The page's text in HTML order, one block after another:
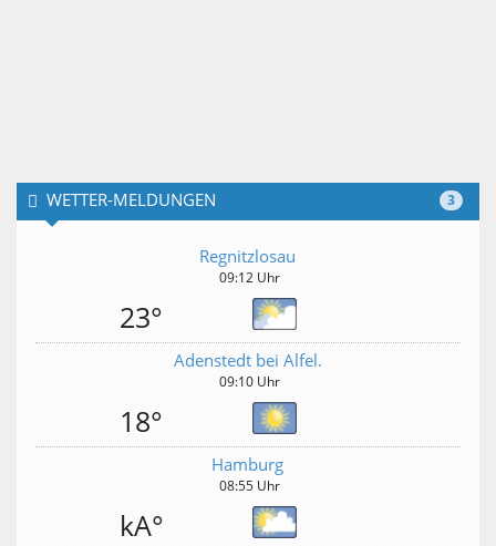
3
WETTER-MELDUNGEN
Regnitzlosau
09:12 Uhr
23°
Adenstedt bei Alfel.
09:10 Uhr
18°
Hamburg
08:55 Uhr
kA°